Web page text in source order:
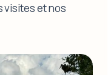
et nos